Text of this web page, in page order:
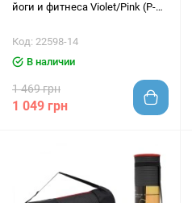
йоги и фитнеса Violet/Pink (P-
Код: 22598-14
В наличии
1 469 грн
1 049 грн